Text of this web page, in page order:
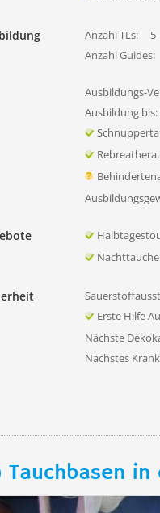
Anzahl TLs:
5
Anzahl Guides:
Ausbildungs-
Ausbildung bis:
Erste Hilfe
Nächste
Nächstes
Tauchbasen in